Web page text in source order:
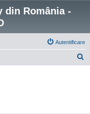
din România -
Autentificare